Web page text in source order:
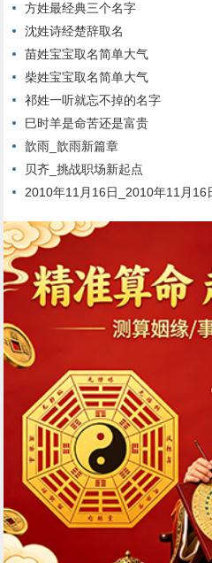
方姓最经典三个名字
沈姓诗经楚辞取名
苗姓宝宝取名简单大气
柴姓宝宝取名简单大气
祁姓一听就忘不掉的名字
巳时羊是命苦还是富贵
歆雨_歆雨新篇章
贝齐_挑战职场新起点
2010年11月16日_2010年11月16